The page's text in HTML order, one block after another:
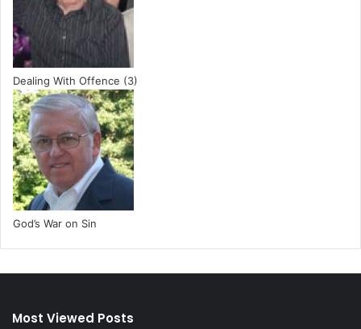
Dealing With Offence (3)
God’s War on Sin
Most Viewed Posts